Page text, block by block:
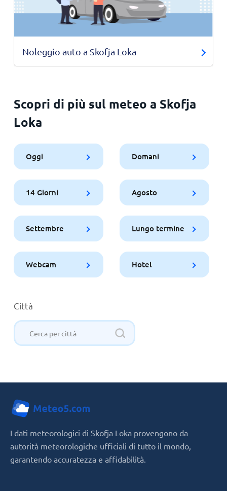
Noleggio auto a Skofja Loka
Scopri di più sul meteo a Skofja
Loka
Oggi Domani
14 Giorni Agosto
Settembre Lungo termine
Webcam Hotel
Città
I dati meteorologici di Skofja Loka provengono da
autorità meteorologiche ufficiali di tutto il mondo,
garantendo accuratezza e affidabilità.